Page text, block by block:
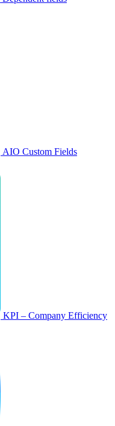
AIO Custom Fields
KPI – Company Efficiency